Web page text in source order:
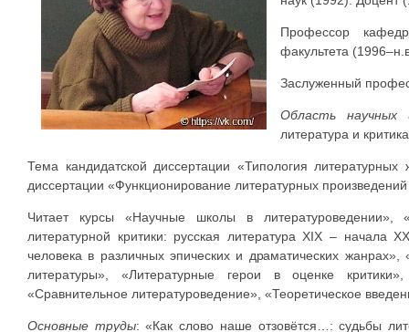
Профессор
факультета
Заслуженный
Область
литература и
Тема кандидатской диссертации «Типология
диссертации «Функционирование литературных
Читает курсы «Научные школы в
литературной критики: русская литература XIX –
человека в различных эпических и драматических
литературы», «Литературные герои в оценке
«Сравнительное литературоведение», «Теоретическое
Основные труды: «Как слово наше отзовётся…: судьбы